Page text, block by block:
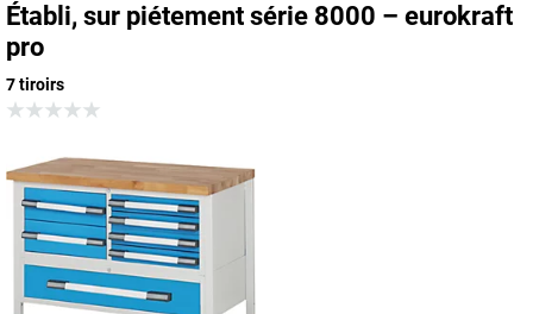
Établi, sur piétement série 8000 – eurokraft
pro
7 tiroirs